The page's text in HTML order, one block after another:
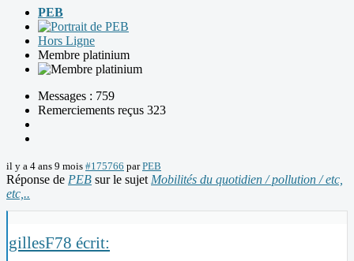
PEB
Hors Ligne
Membre platinium
Messages : 759
Remerciements reçus 323
il y a 4 ans 9 mois #175766 parPEB
Réponse de PEB sur le sujet Mobilités du quotidien / pollution / etc,
etc,..
gillesF78 écrit: